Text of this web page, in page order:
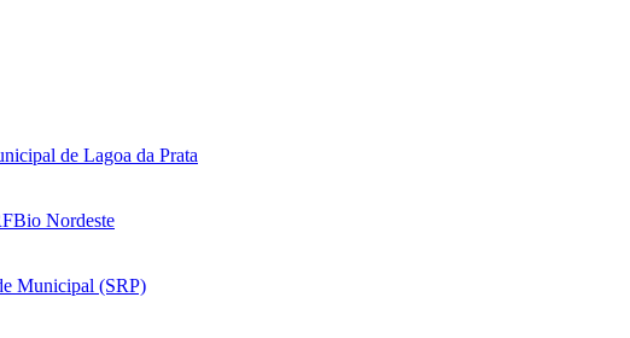
de Lagoa da Prata
Nordeste
Municipal (SRP)